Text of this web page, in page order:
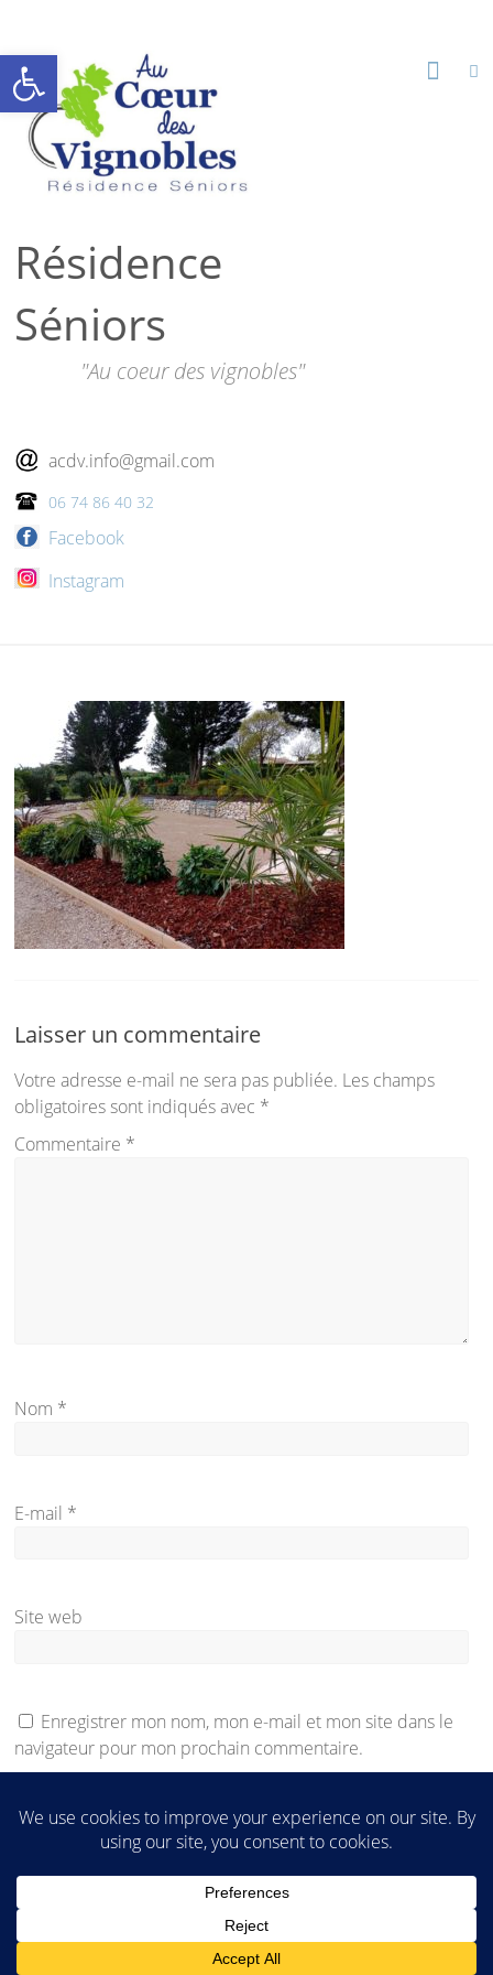
Ouvrir la barre d’outils
Résidence
Séniors
"Au coeur des vignobles"
acdv.info@gmail.com
06 74 86 40 32
Facebook
Instagram
Laisser un commentaire
Votre adresse e-mail ne sera pas publiée. Les champs
obligatoires sont indiqués avec *
Commentaire *
Nom *
E-mail *
Site web
Enregistrer mon nom, mon e-mail et mon site dans le
navigateur pour mon prochain commentaire.
Nos maisons
La ville de Mirambeau
Liens utiles Services
Avis
Mentions légales